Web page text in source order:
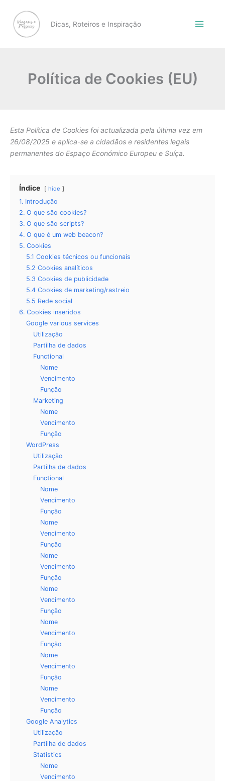
content
Dicas, Roteiros e Inspiração
Política de Cookies (EU)
Esta Política de Cookies foi actualizada pela última vez em
26/08/2025 e aplica-se a cidadãos e residentes legais
permanentes do Espaço Económico Europeu e Suíça.
Índice hide
1. Introdução
2. O que são cookies?
3. O que são scripts?
4. O que é um web beacon?
5. Cookies
5.1 Cookies técnicos ou funcionais
5.2 Cookies analíticos
5.3 Cookies de publicidade
5.4 Cookies de marketing/rastreio
5.5 Rede social
6. Cookies inseridos
Google various services
Utilização
Partilha de dados
Functional
Nome
Vencimento
Função
Marketing
Nome
Vencimento
Função
WordPress
Utilização
Partilha de dados
Functional
Nome
Vencimento
Função
Nome
Vencimento
Função
Nome
Vencimento
Função
Nome
Vencimento
Função
Nome
Vencimento
Função
Nome
Vencimento
Função
Nome
Vencimento
Função
Google Analytics
Utilização
Partilha de dados
Statistics
Nome
Vencimento